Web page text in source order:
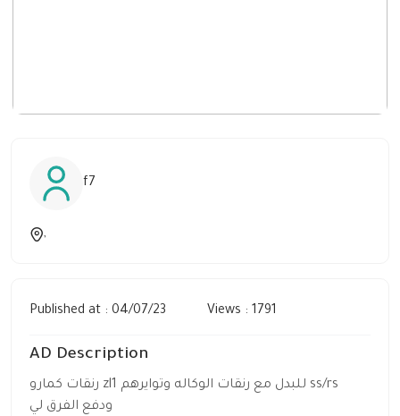
f7
,
Published at : 04/07/23 Views : 1791
AD Description
رنقات كمارو zl1 للبدل مع رنقات الوكاله وتوايرهم ss/rs
ودفع الفرق لي